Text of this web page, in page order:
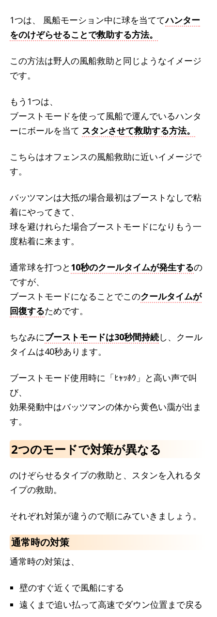
1つは、 風船モーション中に球を当ててハンター
をのけぞらせることで救助する方法。
この方法は野人の風船救助と同じようなイメージ
です。
もう1つは、
ブーストモードを使って風船で運んでいるハンタ
ーにボールを当て スタンさせて救助する方法。
こちらはオフェンスの風船救助に近いイメージで
す。
バッツマンは大抵の場合最初はブーストなしで粘
着にやってきて、
球を避けれらた場合ブーストモードになりもう一
度粘着に来ます。
通常球を打つと 10秒のクールタイムが発生するの
ですが、
ブーストモードになることでこのクールタイムが
回復するためです。
ちなみにブーストモードは30秒間持続し、クール
タイムは40秒あります。
ブーストモード使用時に「ﾋｬｯﾎｳ」と高い声で叫
び、
効果発動中はバッツマンの体から黄色い靄が出ま
す。
2つのモードで対策が異なる
のけぞらせるタイプの救助と、スタンを入れるタ
イプの救助。
それぞれ対策が違うので順にみていきましょう。
通常時の対策
通常時の対策は、
壁のすぐ近くで風船にする
遠くまで追い払って高速でダウン位置まで戻る